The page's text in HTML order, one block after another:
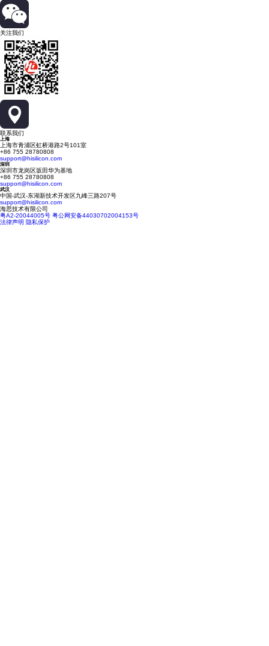
关注我们
联系我们
上海
上海市青浦区虹桥港路2号101室
+86 755 28780808
support@hisilicon.com
深圳
深圳市龙岗区坂田华为基地
+86 755 28780808
support@hisilicon.com
武汉
中国-武汉-东湖新技术开发区九峰三路207号
support@hisilicon.com
海思技术有限公司
粤A2-20044005号 粤公网安备44030702004153号
法律声明 隐私保护